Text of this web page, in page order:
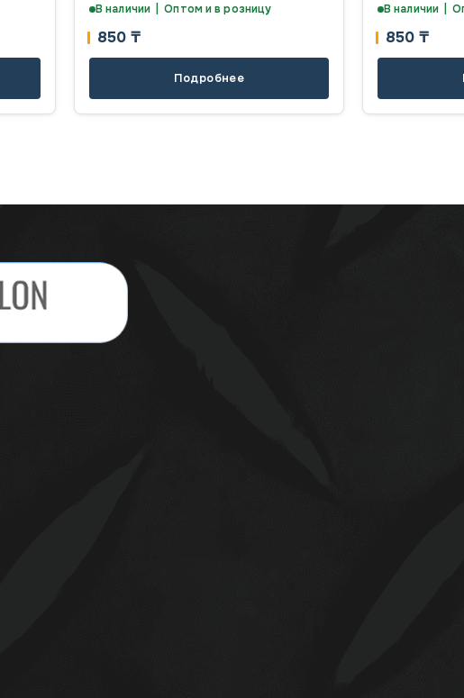
В наличии | Оптом и в розницу
850 ₸
Подробнее
В наличии |
850 ₸